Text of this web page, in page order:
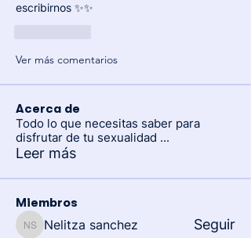
escribirnos ✨✨
Ver más comentarios
Acerca de
Todo lo que necesitas saber para
disfrutar de tu sexualidad ...
Leer más
Miembros
Nelitza sanchez
Nelitza sanchez Seguir